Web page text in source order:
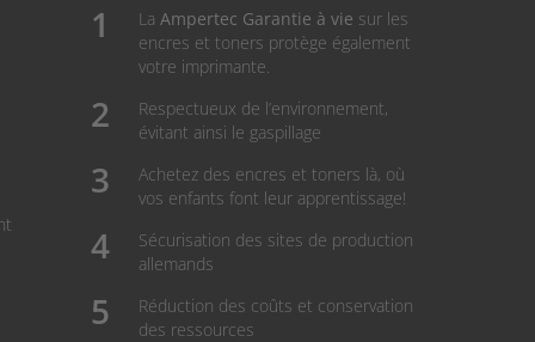
La Ampertec Garantie à vie sur les
encres et toners protège également
votre imprimante.
Respectueux de l’environnement,
évitant ainsi le gaspillage
Achetez des encres et toners là, où
vos enfants font leur apprentissage!
Sécurisation des sites de production
allemands
Réduction des coûts et conservation
des ressources